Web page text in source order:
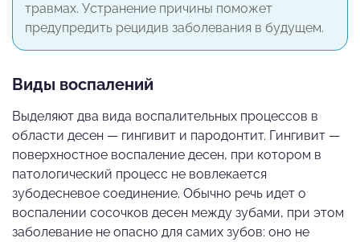
травмах. Устранение причины поможет
предупредить рецидив заболевания в будущем.
Виды воспалений
Выделяют два вида воспалительных процессов в
области десен — гингивит и пародонтит. Гингивит —
поверхностное воспаление десен, при котором в
патологический процесс не вовлекается
зубодесневое соединение. Обычно речь идет о
воспалении сосочков десен между зубами, при этом
заболевание не опасно для самих зубов: оно не